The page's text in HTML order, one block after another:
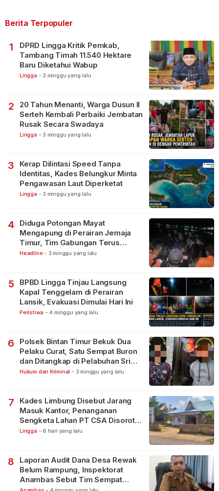
Berita Terpopuler
1
DPRD Lingga Kritik Pemkab,
Tambang Timah 11.540 Hektare
Baru Diketahui Wabup
Lingga - 3 minggu yang lalu
2
20 Tahun Menanti, Warga Dusun II
Serteh Kembali Perbaiki Jembatan
Rusak Secara Swadaya
Lingga - 3 minggu yang lalu
3
Kerap Dilintasi Speed Tanpa
Identitas, Kades Belungkur Minta
Pengawasan Laut Diperketat
Lingga - 3 minggu yang lalu
4
Diduga Potongan Mayat
Mengapung di Perairan Jemaja
Timur, Tim Gabungan Terus
Lakukan Pencarian
Headline - 3 minggu yang lalu
5
BPBD Lingga Tinjau Langsung
Kapal Tenggelam di Perairan
Lansik, Evakuasi Dimulai Hari Ini
Peristiwa - 4 minggu yang lalu
6
Polsek Bintan Timur Bekuk Dua
Pelaku Curat, Satu Sempat Buron
dan Ditangkap di Pelabuhan Sri
Bintan Pura
Hukum dan Kriminal - 3 minggu yang lalu
7
Kades Limbung Disebut Jarang
Masuk Kantor, Penanganan
Sengketa Lahan PT CSA Disorot
Warga
Lingga - 6 hari yang lalu
8
Laporan Audit Dana Desa Rewak
Belum Rampung, Inspektorat
Anambas Sebut Tim Sempat